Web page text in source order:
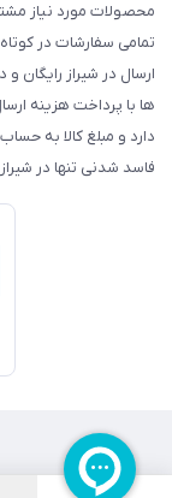
محصولات مورد نیاز
تمامی سفارشات در
ارسال در شیراز رایگان
ها با پرداخت هزینه
دارد و مبلغ کالا به
فاسد شدنی تنها در